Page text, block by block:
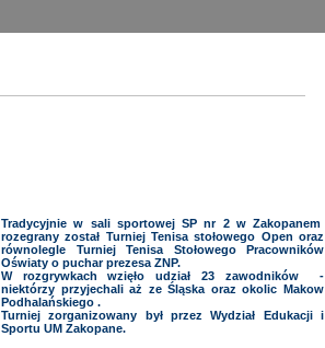
Tradycyjnie w sali sportowej SP nr 2 w Zakopanem
rozegrany został Turniej Tenisa stołowego Open oraz
równolegle Turniej Tenisa Stołowego Pracowników
Oświaty o puchar prezesa ZNP.
W rozgrywkach wzięło udział 23 zawodników -
niektórzy przyjechali aż ze Śląska oraz okolic Makow
Podhalańskiego .
Turniej zorganizowany był przez Wydział Edukacji i
Sportu UM Zakopane.